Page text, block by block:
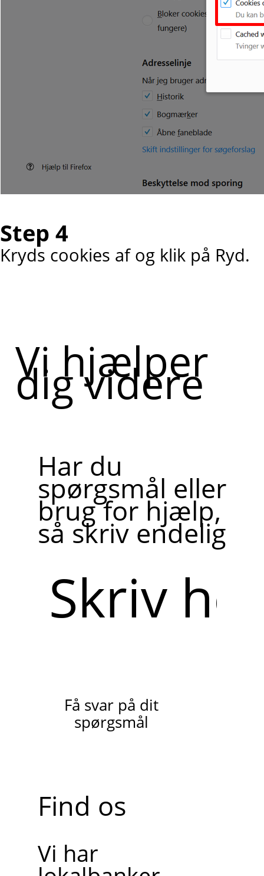
Step 4
Kryds cookies af og klik på Ryd.
Vi hjælper
dig videre
Har du
spørgsmål eller
brug for hjælp,
så skriv endelig
her
Få svar på dit
spørgsmål
Find os
Vi har